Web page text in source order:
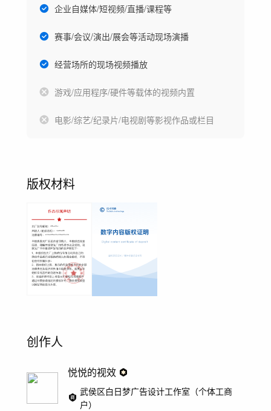
企业自媒体/短视频/直播/课程等
赛事/会议/演出/展会等活动现场演播
经营场所的现场视频播放
游戏/应用程序/硬件等载体的视频内置
电影/综艺/纪录片/电视剧等影视作品或栏目
版权材料
创作人
悦悦的视效
武侯区白日梦广告设计工作室（个体工商
户）